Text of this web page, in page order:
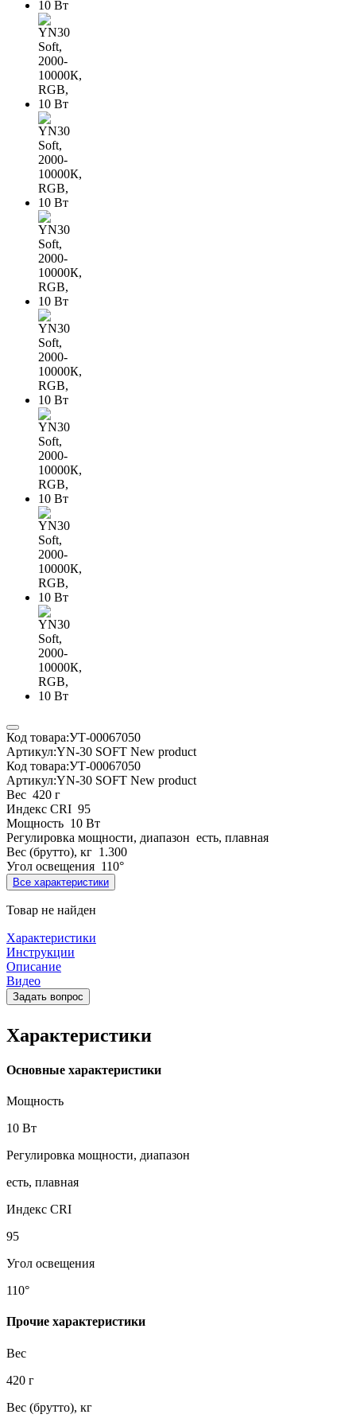
Код товара:УТ-00067050
Артикул:YN-30 SOFT New product
Код товара:УТ-00067050
Артикул:YN-30 SOFT New product
Вес 420 г
Индекс CRI 95
Мощность 10 Вт
Регулировка мощности, диапазон есть, плавная
Вес (брутто), кг 1.300
Угол освещения 110°
Все характеристики
Товар не найден
Характеристики
Инструкции
Описание
Видео
Задать вопрос
Характеристики
Основные характеристики
Мощность
10 Вт
Регулировка мощности, диапазон
есть, плавная
Индекс CRI
95
Угол освещения
110°
Прочие характеристики
Вес
420 г
Вес (брутто), кг